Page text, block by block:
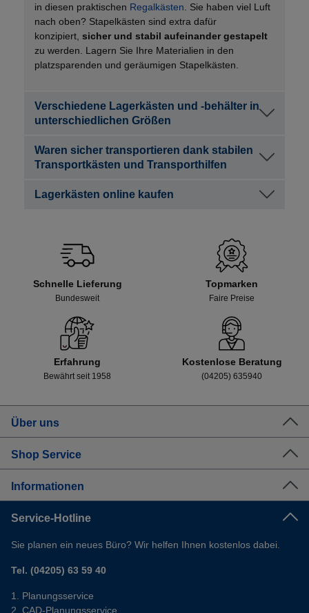
in diesen praktischen Regalkästen . Sie haben viel Luft
nach oben? Stapelkästen sind extra dafür
konzipiert, sicher und stabil aufeinander gestapelt
zu werden. Lagern Sie Ihre Materialien in den
platzsparenden und geräumigen Stapelkästen.
Verschiedene Lagerkästen und -behälter in
unterschiedlichen Größen
Waren sicher transportieren dank stabilen
Transportkästen und Transporthilfen
Lagerkästen online kaufen
Schnelle Lieferung
Bundesweit
Topmarken
Faire Preise
Erfahrung
Bewährt seit 1958
Kostenlose Beratung
(04205) 635940
Über uns
Shop Service
Informationen
Service-Hotline
Sie planen ein neues Büro? Wir helfen Ihnen kostenlos dabei.
Tel. (04205) 63 59 40
Planungsservice
CAD-Planungsservice